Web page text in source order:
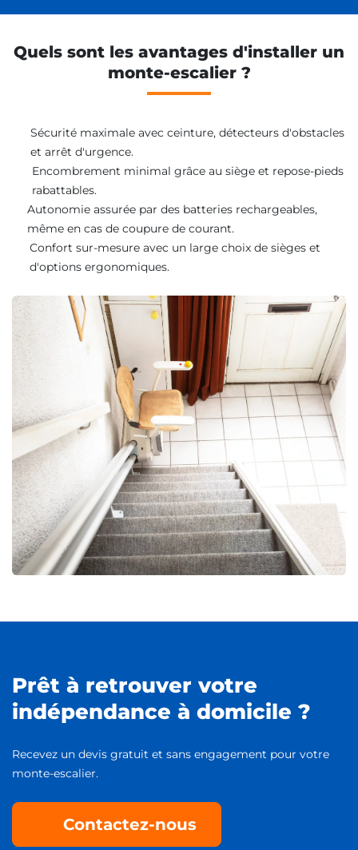
Quels sont les avantages d'installer un
monte-escalier ?
Sécurité maximale avec ceinture, détecteurs d'obstacles
et arrêt d'urgence.
Encombrement minimal grâce au siège et repose-pieds
rabattables.
Autonomie assurée par des batteries rechargeables,
même en cas de coupure de courant.
Confort sur-mesure avec un large choix de sièges et
d'options ergonomiques.
Prêt à retrouver votre
indépendance à domicile ?
Recevez un devis gratuit et sans engagement pour votre
monte-escalier.
Contactez-nous